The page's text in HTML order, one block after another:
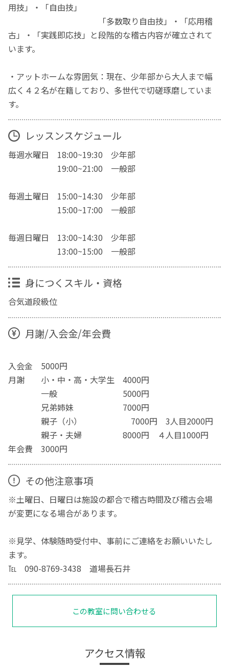
用技」・「自由技」
「多数取り自由技」・「応用稽
古」・「実践即応技」と段階的な稽古内容が確立されて
います。
・アットホームな雰囲気：現在、少年部から大人まで幅
広く４２名が在籍しており、多世代で切磋琢磨していま
す。
レッスンスケジュール
毎週水曜日 18:00~19:30 少年部
19:00~21:00 一般部
毎週土曜日 15:00~14:30 少年部
15:00~17:00 一般部
毎週日曜日 13:00~14:30 少年部
13:00~15:00 一般部
身につくスキル・資格
合気道段級位
月謝/入会金/年会費
入会金 5000円
月謝 小・中・高・大学生 4000円
一般 5000円
兄弟姉妹 7000円
親子（小） 7000円 3人目2000円
親子・夫婦 8000円 ４人目1000円
年会費 3000円
その他注意事項
※土曜日、日曜日は施設の都合で稽古時間及び稽古会場
が変更になる場合があります。
※見学、体験随時受付中、事前にご連絡をお願いいたし
ます。
℡ 090-8769-3438 道場長石井
この教室に問い合わせる
アクセス情報